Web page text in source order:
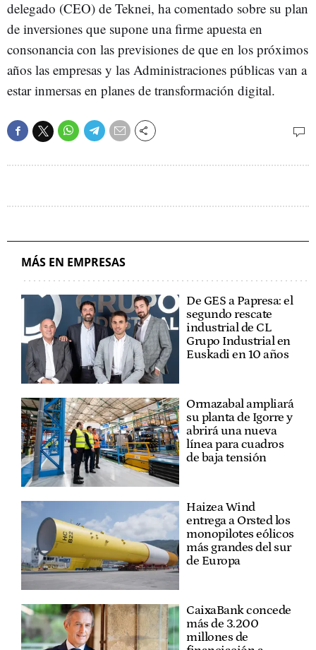
delegado (CEO) de Teknei, ha comentado sobre su plan
de inversiones que supone una firme apuesta en
consonancia con las previsiones de que en los próximos
años las empresas y las Administraciones públicas van a
estar inmersas en planes de transformación digital.
MÁS EN EMPRESAS
De GES a Papresa: el
segundo rescate
industrial de CL
Grupo Industrial en
Euskadi en 10 años
Ormazabal ampliará
su planta de Igorre y
abrirá una nueva
línea para cuadros
de baja tensión
Haizea Wind
entrega a Orsted los
monopilotes eólicos
más grandes del sur
de Europa
CaixaBank concede
más de 3.200
millones de